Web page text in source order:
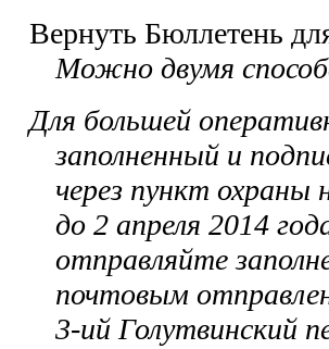
Вернуть Бюллетень
Можно двумя
Для большей
заполненный и
через пункт охраны
до 2 апреля 2014
отправляйте
почтовым
3-ий Голутвинский